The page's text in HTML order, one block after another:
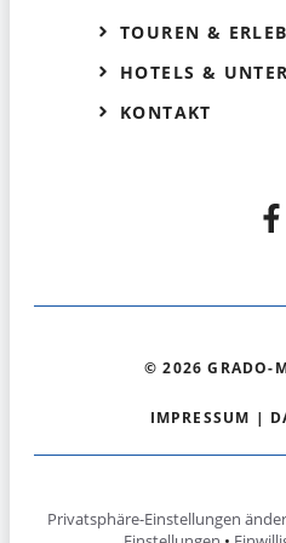
TOUREN &
HOTELS &
KONTAKT
© 2026 GRADO-
IMPRESSUM |
Privatsphäre-Einstellungen